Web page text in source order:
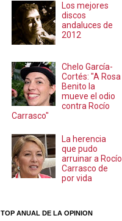
Los mejores
discos
andaluces de
2012
Chelo García-
Cortés: "A Rosa
Benito la
mueve el odio
contra Rocío
Carrasco"
La herencia
que pudo
arruinar a Rocío
Carrasco de
por vida
TOP ANUAL DE LA OPINION